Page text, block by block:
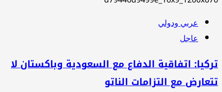
عربي ودولي
عاجل
اتفاقية الدفاع مع السعودية وباكستان لا
مع التزامات الناتو